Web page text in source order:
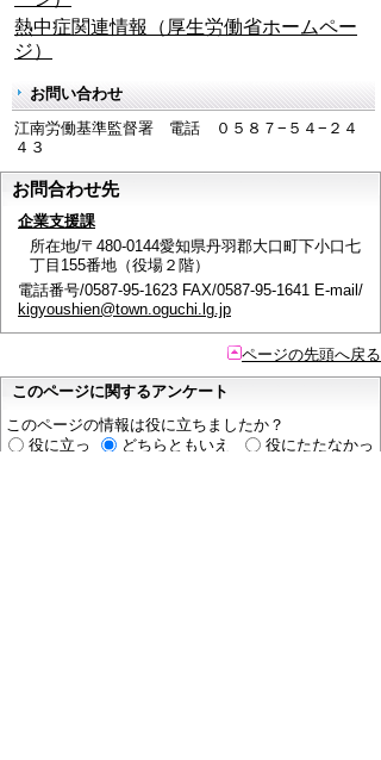
熱中症関連情報（厚生労働省ホームペー
ジ）
お問い合わせ
江南労働基準監督署 電話 ０５８７−５４−２４
４３
お問合わせ先
企業支援課
所在地/〒480-0144愛知県丹羽郡大口町下小口七
丁目155番地（役場２階）
電話番号/0587-95-1623 FAX/0587-95-1641 E-mail/
kigyoushien@town.oguchi.lg.jp
ページの先頭へ戻る
このページに関するアンケート
このページの情報は役に立ちましたか？
役に立っ
どちらともいえ
役にたたなかっ